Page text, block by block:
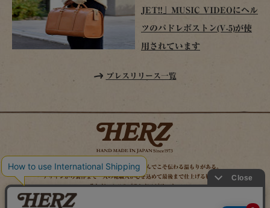
JET!!」MUSIC VIDEOにヘル
ツのパドレボストン(V-5)が使
用されています
プレスリリース一覧
時を経てこそ解る味わいがある。使い込んでこそ伝わる温もりがある。
デザインから製作まで一人の鞄職人が心を込めて最後まで仕上げる鞄作り。
それがヘルツのブランドスピリット。